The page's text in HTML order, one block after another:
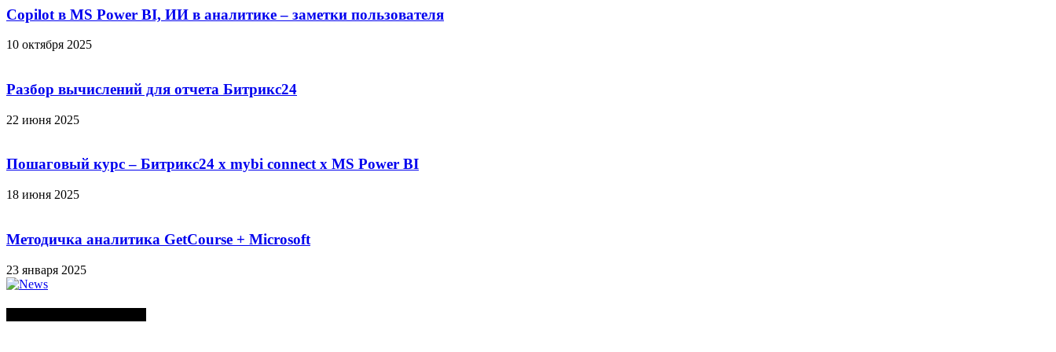
Copilot в MS Power BI, ИИ в аналитике – заметки пользователя
10 октября 2025
Разбор вычислений для отчета Битрикс24
22 июня 2025
Пошаговый курс – Битрикс24 х mybi connect х MS Power BI
18 июня 2025
Методичка аналитика GetCourse + Microsoft
23 января 2025